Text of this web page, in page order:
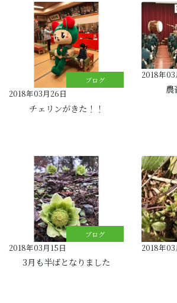
ブログ
2018年03月26日
チェリンがきた！！
2018年03
農
ブログ
2018年03月15日
3月も半ばとなりました
2018年